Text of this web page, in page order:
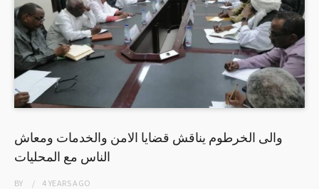
والى الخرطوم يناقش قضايا الامن والخدمات ومعاش
الناس مع المحليات
BY 4 YEARSAGO